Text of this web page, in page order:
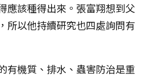
應該種得出來。張富翔想到父
所以他持續研究也四處詢問有
有機質、排水、蟲害防治是重